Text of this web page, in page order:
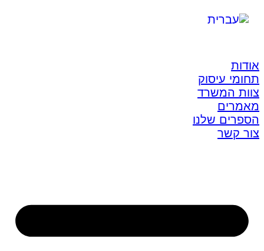
אודות
תחומי עיסוק
צוות המשרד
מאמרים
הספרים שלנו
צור קשר